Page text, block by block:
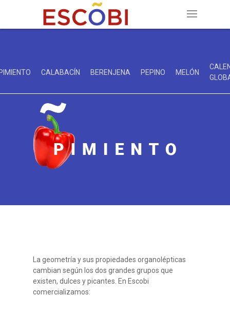
La geometría y sus propiedades organolépticas
cambian según los dos grandes grupos que
existen, dulces y picantes. En Escobi
comercializamos:
CALABACÍN BERENJENA PEPINO MELÓN